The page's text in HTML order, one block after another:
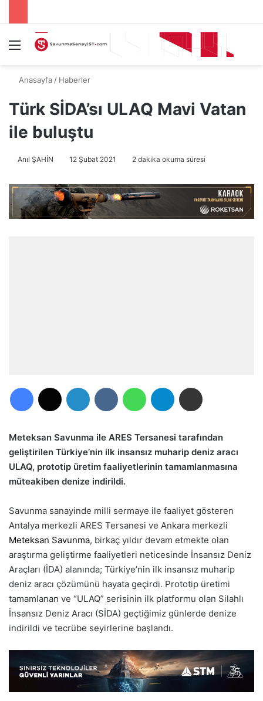
Menü
Anasayfa / Haberler
Türk SİDA’sı ULAQ Mavi Vatan
ile buluştu
Anıl ŞAHİN 12 Şubat 2021 2 dakika okuma süresi
Meteksan Savunma ile ARES Tersanesi tarafından
geliştirilen Türkiye’nin ilk insansız muharip deniz aracı
ULAQ, prototip üretim faaliyetlerinin tamamlanmasına
müteakiben denize indirildi.
Savunma sanayinde milli sermaye ile faaliyet gösteren
Antalya merkezli ARES Tersanesi ve Ankara merkezli
Meteksan Savunma, birkaç yıldır devam etmekte olan
araştırma geliştirme faaliyetleri neticesinde İnsansız Deniz
Araçları (İDA) alanında; Türkiye’nin ilk insansız muharip
deniz aracı çözümünü hayata geçirdi. Prototip üretimi
tamamlanan ve “ULAQ” serisinin ilk platformu olan Silahlı
İnsansız Deniz Aracı (SİDA) geçtiğimiz günlerde denize
indirildi ve tecrübe seyirlerine başlandı.